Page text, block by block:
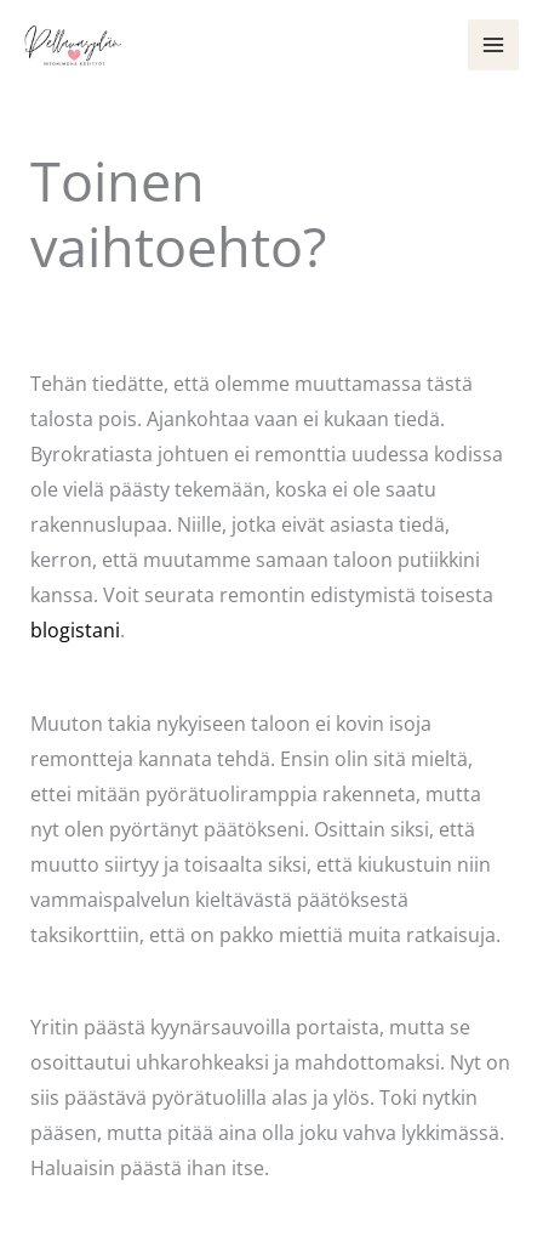
sisältöön
Toinen
vaihtoehto?
Tehän tiedätte, että olemme muuttamassa tästä
talosta pois. Ajankohtaa vaan ei kukaan tiedä.
Byrokratiasta johtuen ei remonttia uudessa kodissa
ole vielä päästy tekemään, koska ei ole saatu
rakennuslupaa. Niille, jotka eivät asiasta tiedä,
kerron, että muutamme samaan taloon putiikkini
kanssa. Voit seurata remontin edistymistä toisesta
blogistani.
Muuton takia nykyiseen taloon ei kovin isoja
remontteja kannata tehdä. Ensin olin sitä mieltä,
ettei mitään pyörätuoliramppia rakenneta, mutta
nyt olen pyörtänyt päätökseni. Osittain siksi, että
muutto siirtyy ja toisaalta siksi, että kiukustuin niin
vammaispalvelun kieltävästä päätöksestä
taksikorttiin, että on pakko miettiä muita ratkaisuja.
Yritin päästä kyynärsauvoilla portaista, mutta se
osoittautui uhkarohkeaksi ja mahdottomaksi. Nyt on
siis päästävä pyörätuolilla alas ja ylös. Toki nytkin
pääsen, mutta pitää aina olla joku vahva lykkimässä.
Haluaisin päästä ihan itse.